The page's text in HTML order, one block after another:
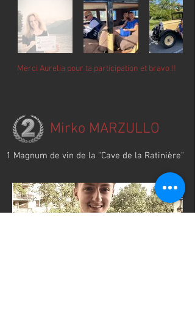
Merci Aurelia pour ta participation et bravo !!
Mirko MARZULLO
1 Magnum de vin de la "Cave de la Ratinière"